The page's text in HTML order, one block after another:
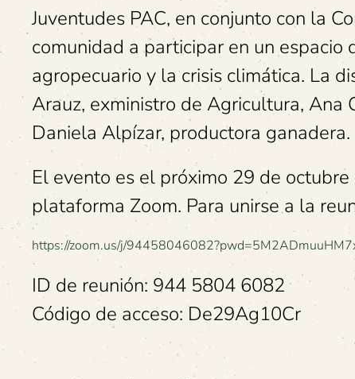
Juventudes PAC, en conjunto con la
comunidad a participar en un
agropecuario y la crisis climática. La
Arauz, exministro de Agricultura, Ana
Daniela Alpízar, productora ganadera.
El evento es el próximo 29 de
plataforma Zoom. Para unirse a la
https://zoom.us/j/
ID de reunión: 944 5804 6082
Código de acceso: De29Ag10Cr